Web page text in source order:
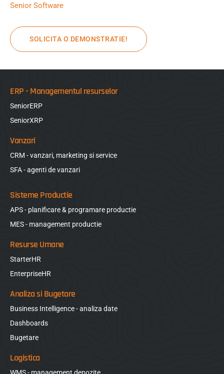
Senior Software
SOLICITA O DEMONSTRATIE!
ERP - Managementul resurselor
SeniorERP
SeniorXRP
Vanzari
CRM - vanzari, marketing si service
SFA - agenti de vanzari
Sisteme Productie
APS - planificare & programare productie
MES - management productie
Resurse Umane
StarterHR
EnterpriseHR
Analiza si Bugetare
Business Intelligence - analiza date
Dashboards
Bugetare
Logistica
WMS - management depozite